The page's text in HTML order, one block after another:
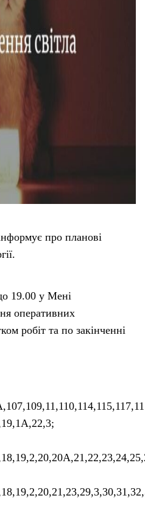
про планові
19.00 у Мені
оперативних
робіт та по закінченні